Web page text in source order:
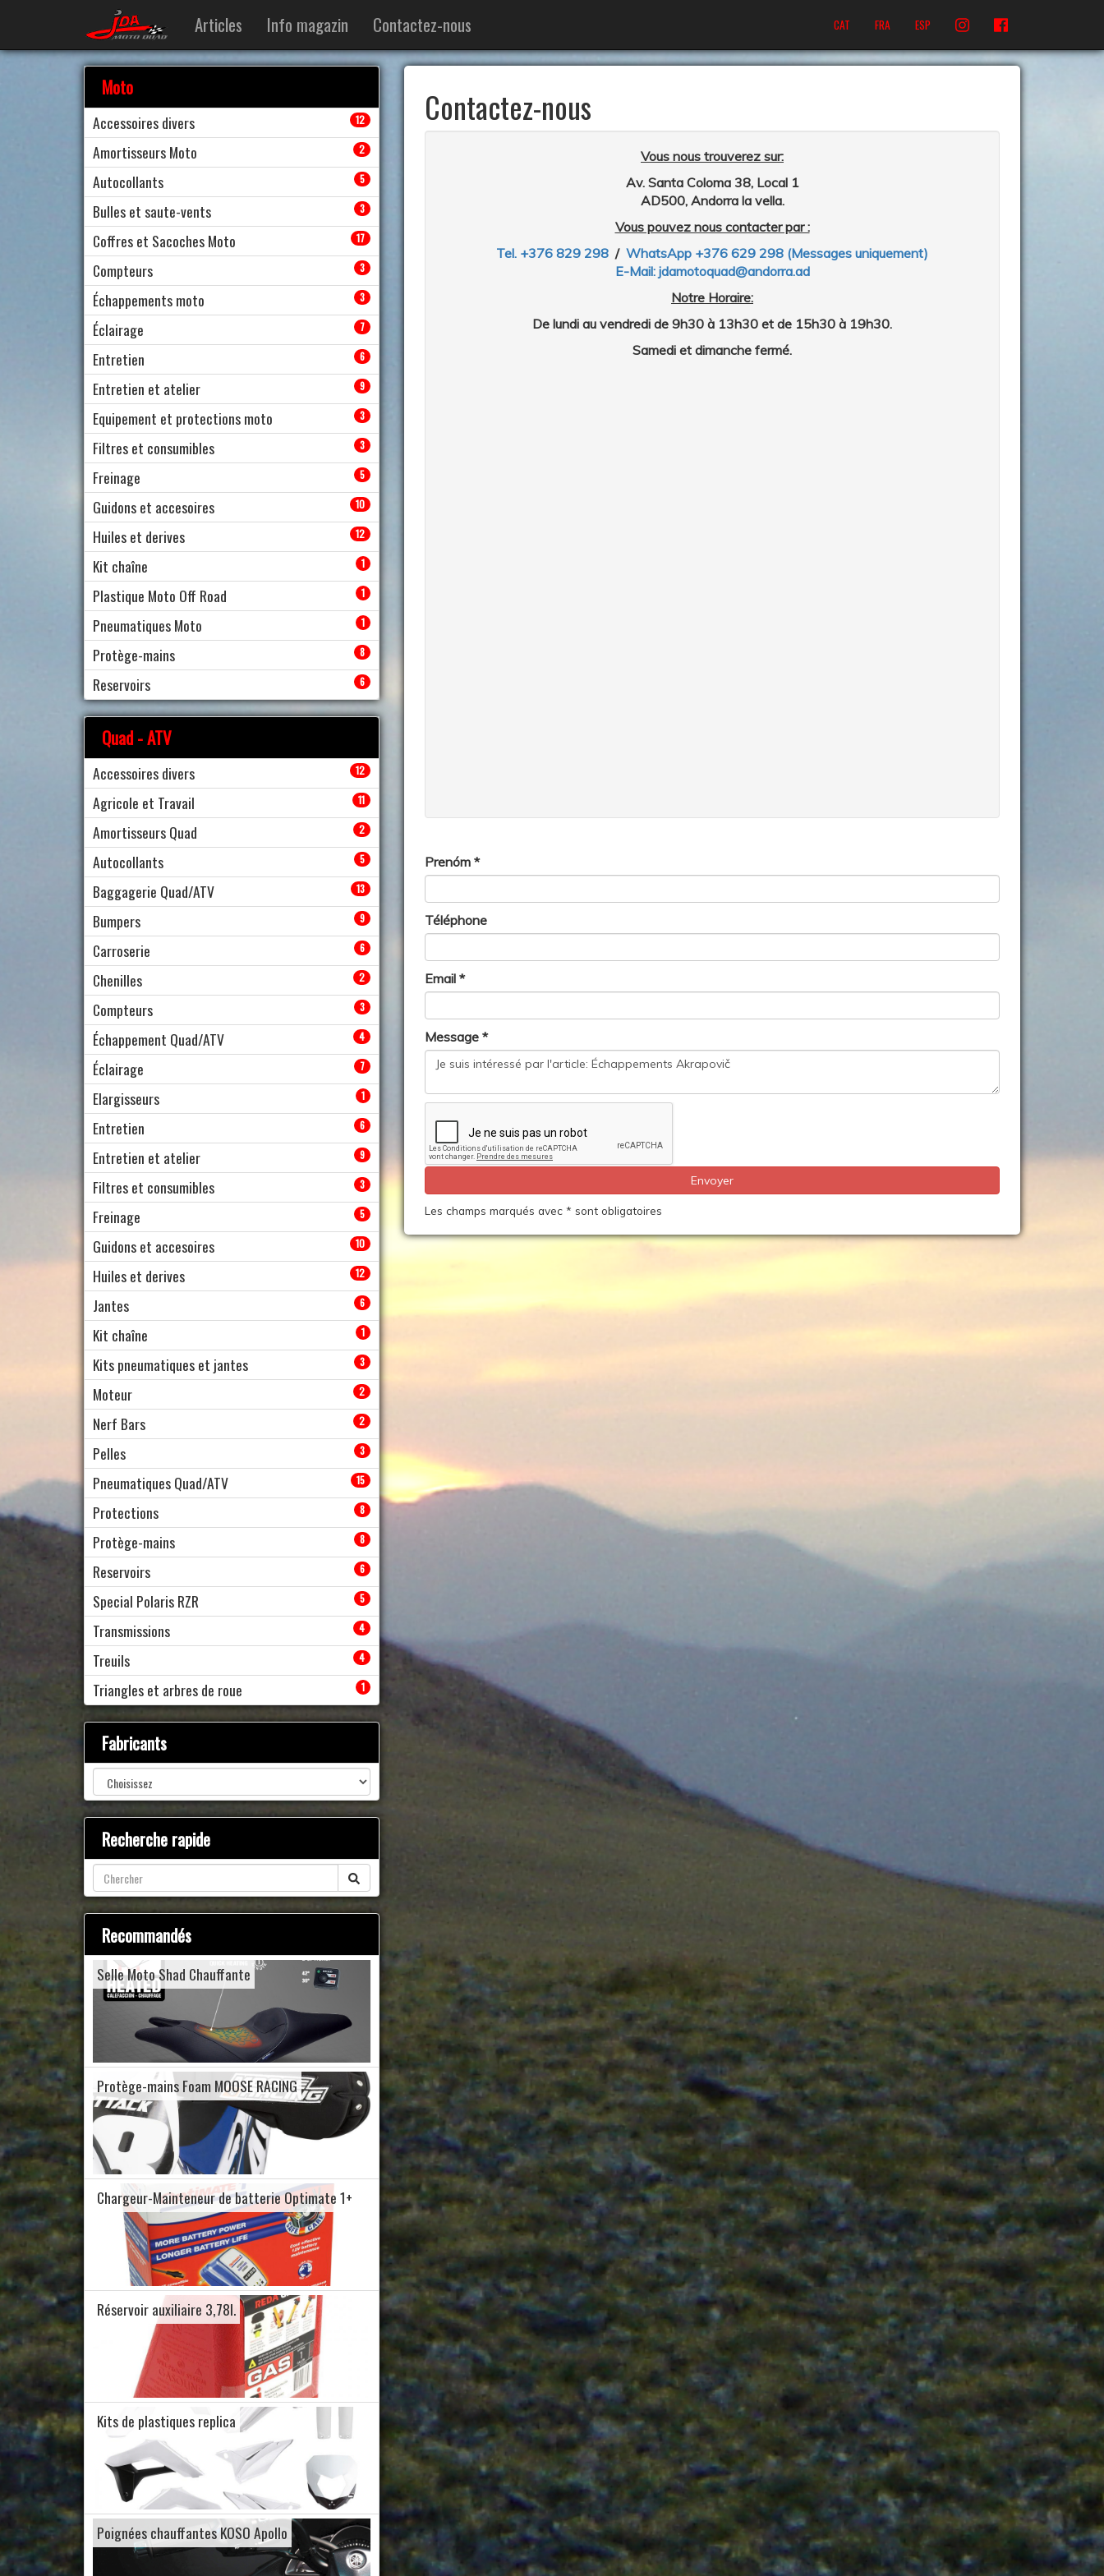
Articles Info magazin Contactez-nous CAT FRA ESP
Contactez-nous
Vous nous trouverez sur:
Av. Santa Coloma 38, Local 1
AD500, Andorra la vella.
Vous pouvez nous contacter par :
Tel. +376 829 298 / WhatsApp +376 629 298 (Messages uniquement)
E-Mail: jdamotoquad@andorra.ad
Notre Horaire:
De lundi au vendredi de 9h30 à 13h30 et de 15h30 à 19h30.
Samedi et dimanche fermé.
Prenóm *
Téléphone
Email *
Message *
Les champs marqués avec * sont obligatoires
Moto
Accessoires divers 12
Amortisseurs Moto 2
Autocollants 5
Bulles et saute-vents 3
Coffres et Sacoches Moto 17
Compteurs 3
Échappements moto 3
Éclairage 7
Entretien 6
Entretien et atelier 9
Equipement et protections moto 3
Filtres et consumibles 3
Freinage 5
Guidons et accesoires 10
Huiles et derives 12
Kit chaîne 1
Plastique Moto Off Road 1
Pneumatiques Moto 1
Protège-mains 8
Reservoirs 6
Quad - ATV
Accessoires divers 12
Agricole et Travail 11
Amortisseurs Quad 2
Autocollants 5
Baggagerie Quad/ATV 13
Bumpers 9
Carroserie 6
Chenilles 2
Compteurs 3
Échappement Quad/ATV 4
Éclairage 7
Elargisseurs 1
Entretien 6
Entretien et atelier 9
Filtres et consumibles 3
Freinage 5
Guidons et accesoires 10
Huiles et derives 12
Jantes 6
Kit chaîne 1
Kits pneumatiques et jantes 3
Moteur 2
Nerf Bars 2
Pelles 3
Pneumatiques Quad/ATV 15
Protections 8
Protège-mains 8
Reservoirs 6
Special Polaris RZR 5
Transmissions 4
Treuils 4
Triangles et arbres de roue 1
Fabricants
Recherche rapide
Recommandés
Selle Moto Shad Chauffante
Protège-mains Foam MOOSE RACING
Chargeur-Mainteneur de batterie Optimate 1+
Réservoir auxiliaire 3,78l.
Kits de plastiques replica
Poignées chauffantes KOSO Apollo